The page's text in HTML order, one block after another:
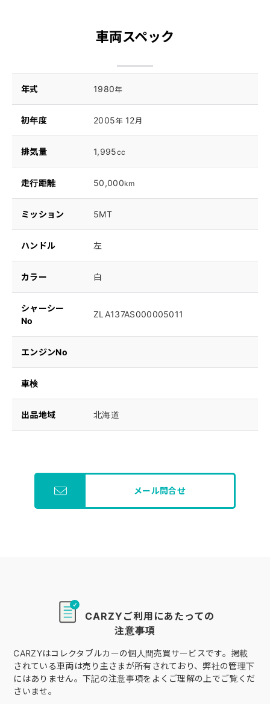
車両スペック
年式 1980年
初年度 2005年12月
排気量 1,995cc
走行距離 50,000km
ミッション 5MT
ハンドル 左
カラー 白
シャーシー
No
ZLA137AS000005011
エンジンNo
車検
出品地域 北海道
メール問合せ
CARZYご利用にあたっての
注意事項
CARZYはコレクタブルカーの個人間売買サービスです。掲載
されている車両は売り主さまが所有されており、弊社の管理下
にはありません。下記の注意事項をよくご理解の上でご覧くだ
さいませ。